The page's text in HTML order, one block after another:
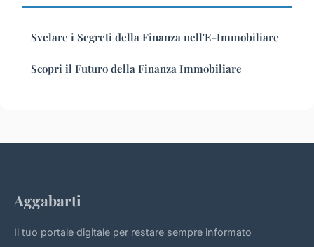
Svelare i Segreti della Finanza nell'E-Immobiliare
Scopri il Futuro della Finanza Immobiliare
Aggabarti
Il tuo portale digitale per restare sempre informato